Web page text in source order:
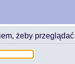
żeby przeglądać